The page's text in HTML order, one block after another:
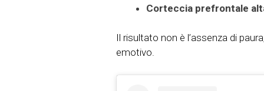
Corteccia prefrontale
Il risultato non è l’assenza di
emotivo.